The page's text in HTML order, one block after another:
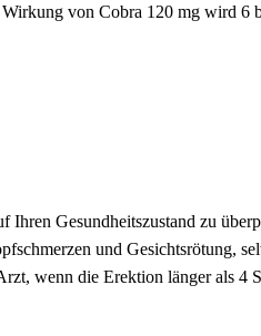
von Cobra 120 mg wird 6
Ihren Gesundheitszustand zu
und Gesichtsrötung,
wenn die Erektion länger als 4